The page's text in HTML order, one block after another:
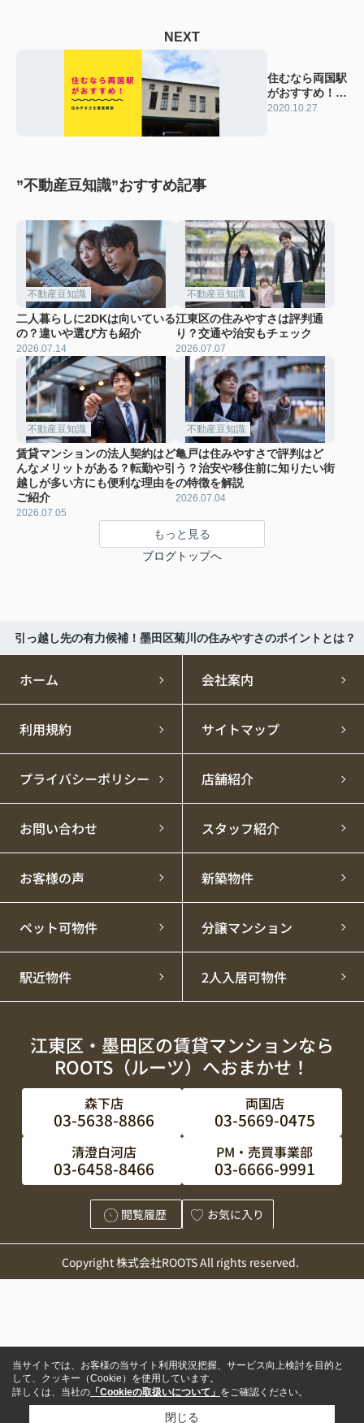
NEXT
住むなら両国駅
がおすすめ！住
みやすさを徹底
2020.10.27
”不動産豆知識”おすすめ記事
不動産豆知識
二人暮らしに2DKは向いている
の？違いや選び方も紹介
2026.07.14
不動産豆知識
江東区の住みやすさは評判通
り？交通や治安もチェック
2026.07.07
不動産豆知識
賃貸マンションの法人契約はど
んなメリットがある？転勤や引
越しが多い方にも便利な理由を
ご紹介
2026.07.05
不動産豆知識
亀戸は住みやすさで評判はど
う？治安や移住前に知りたい街
の特徴を解説
2026.07.04
もっと見る
ブログトップへ
引っ越し先の有力候補！墨田区菊川の住みやすさのポイントとは？
ホーム 会社案内
利用規約 サイトマップ
プライバシーポリシー 店舗紹介
お問い合わせ スタッフ紹介
お客様の声 新築物件
ペット可物件 分譲マンション
駅近物件 2人入居可物件
江東区・墨田区の賃貸マンションなら
ROOTS（ルーツ）へおまかせ！
森下店
03-5638-8866
両国店
03-5669-0475
清澄白河店
03-6458-8466
PM・売買事業部
03-6666-9991
閲覧履歴 お気に入り
Copyright 株式会社ROOTS All rights reserved.
当サイトでは、お客様の当サイト利用状況把握、サービス向上検討を目的と
して、クッキー（Cookie）を使用しています。
詳しくは、当社の 「Cookieの取扱いについて」 をご確認ください。
閉じる